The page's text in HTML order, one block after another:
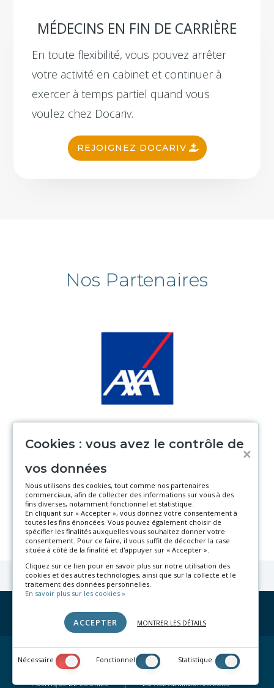
Cookies : vous avez le contrôle de
vos données
˟
Nous utilisons des cookies, tout comme nos partenaires
commerciaux, afin de collecter des informations sur vous à des
fins diverses, notamment fonctionnel et statistique.
En cliquant sur « Accepter », vous donnez votre consentement à
toutes les fins énoncées. Vous pouvez également choisir de
spécifier les finalités auxquelles vous souhaitez donner votre
consentement. Pour ce faire, il vous suffit de décocher la case
située à côté de la finalité et d'appuyer sur « Accepter ».
Cliquez sur ce lien pour en savoir plus sur notre utilisation des
cookies et des autres technologies, ainsi que sur la collecte et le
traitement des données personnelles.
En savoir plus sur les cookies »
ACCEPTER MONTRER LES DÉTAILS
Nécessaire Fonctionnel Statistique
MÉDECINS EN FIN DE CARRIÈRE
En toute flexibilité, vous pouvez arrêter
votre activité en cabinet et continuer à
exercer à temps partiel quand vous
voulez chez Docariv.
REJOIGNEZ DOCARIV
Nos Partenaires
Suivez-nous sur
a
c
e
b
n
s
t
a
i
k
T
o
n
k
e
o
u
T
u
CONTACT CGU – Patient
MENTIONS LEGALES
POLITIQUE DE CONFIDENTIALITE
POLITIQUE DE COOKIES
ESPACE ADMINISTRATEURS